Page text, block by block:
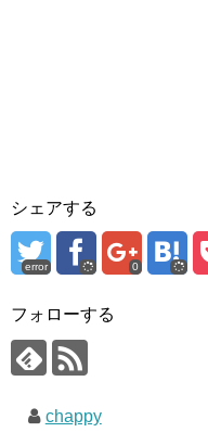
シェアする
error 0
フォローする
chappy